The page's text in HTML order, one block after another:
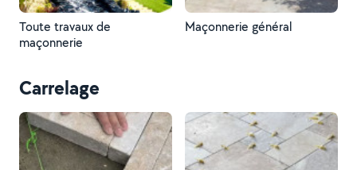
Toute travaux de
maçonnerie
Maçonnerie général
Carrelage